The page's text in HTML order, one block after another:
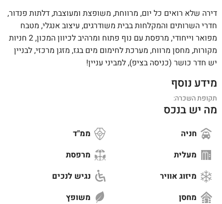
דירה שלא רואים כל יום, מרווחת, משופצת ומעוצבת, דלתות פנדור,
חדרי השרותים והמקלחות בבית משודרגים, עיצוב אנגלי, מטבח
מפואר וייחודי, מרפסת עם נוף פתוח ומרהיב לכיוון המכון, 2 חניות
מקורות, מחסן מרווח, מערכת לחימום מים בגז, מזגן מרכזי, לבניין
יש חדר כושר (כניסה בציפ), למביני עניין!
מידע נוסף
תקופת השכרה:
מה יש בנכס
חניה
ממ"ד
מעלית
מרפסת
מיזוג אוויר
נגיש לנכים
מחסן
משופץ